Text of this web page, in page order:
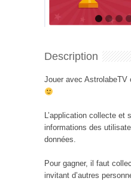
Description
Jouer avec AstrolabeTV
L’application collecte et
informations des
données.
Pour gagner, il faut
invitant d’autres